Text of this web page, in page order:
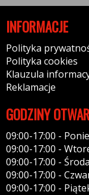
INFORMACJE
Polityka
Polityka cookies
Klauzula
Reklamacje
GODZINY
09:00-17:00 -
09:00-17:00 -
09:00-17:00 - Środa
09:00-17:00 -
09:00-17:00 -